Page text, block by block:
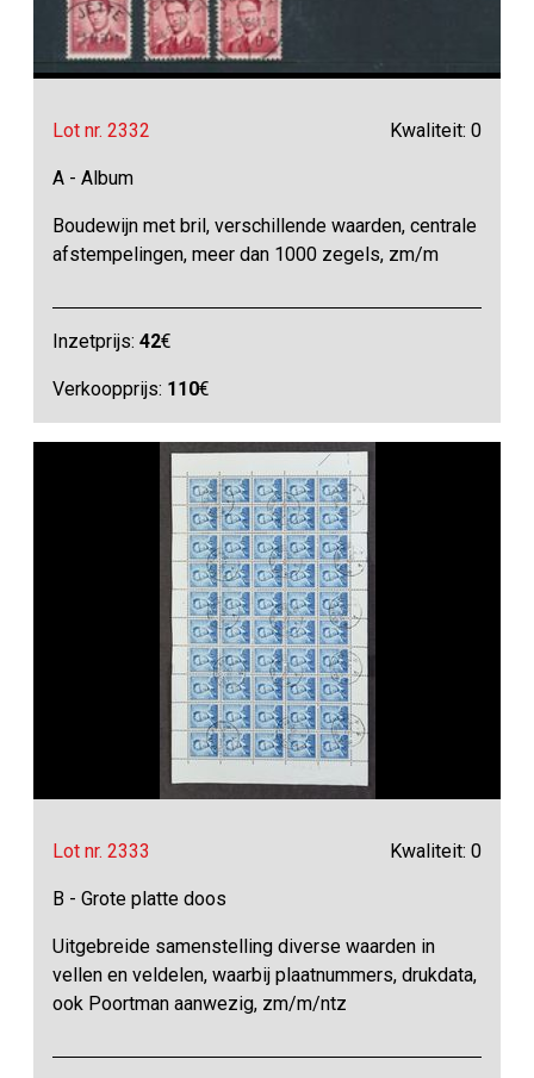
Lot nr. 2332 Kwaliteit: 0
A - Album
Boudewijn met bril, verschillende waarden, centrale
afstempelingen, meer dan 1000 zegels, zm/m
Inzetprijs:42€
Verkoopprijs: 110€
Lot nr. 2333 Kwaliteit: 0
B - Grote platte doos
Uitgebreide samenstelling diverse waarden in
vellen en veldelen, waarbij plaatnummers, drukdata,
ook Poortman aanwezig, zm/m/ntz